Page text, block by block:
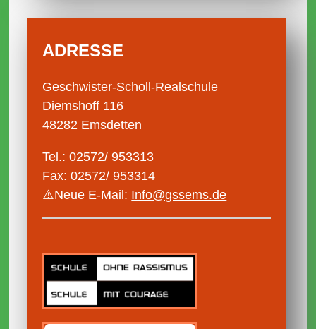
ADRESSE
Geschwister-Scholl-Realschule
Diemshoff 116
48282 Emsdetten
Tel.: 02572/ 953313
Fax: 02572/ 953314
⚠️Neue E-Mail: Info@gssems.de